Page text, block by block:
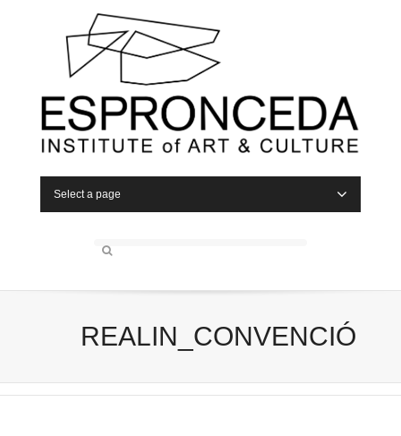
Select a page
REALIN_CONVENCIÓ